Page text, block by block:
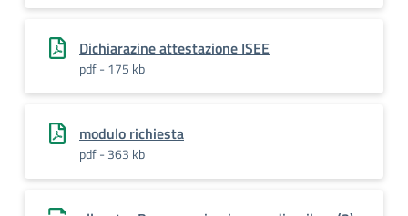
Dichiarazine attestazione ISEE
pdf - 175 kb
modulo richiesta
pdf - 363 kb